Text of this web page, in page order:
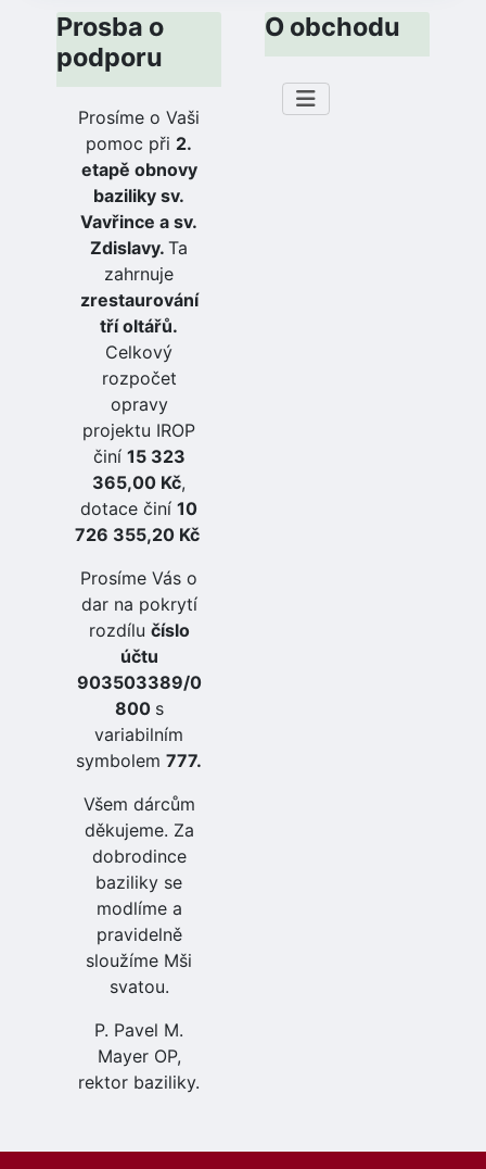
Prosba o
podporu
Prosíme o Vaši
pomoc při 2.
etapě obnovy
baziliky sv.
Vavřince a sv.
Zdislavy. Ta
zahrnuje
zrestaurování
tří oltářů.
Celkový
rozpočet
opravy
projektu IROP
činí 15 323
365,00 Kč,
dotace činí 10
726 355,20 Kč
Prosíme Vás o
dar na pokrytí
rozdílu číslo
účtu
903503389/0
800 s
variabilním
symbolem 777.
Všem dárcům
děkujeme. Za
dobrodince
baziliky se
modlíme a
pravidelně
sloužíme Mši
svatou.
P. Pavel M.
Mayer OP,
rektor baziliky.
O obchodu